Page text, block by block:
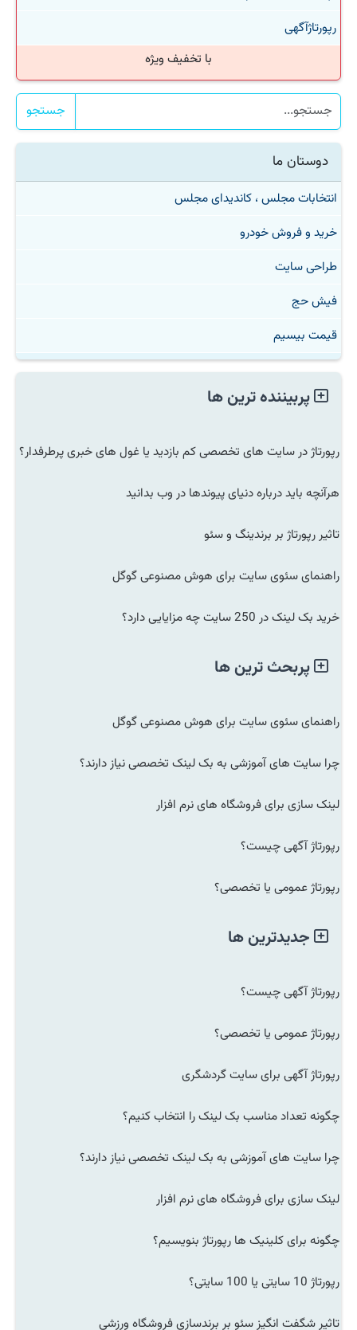
رپورتاژآگهی
با تخفیف ویژه
جستجو
دوستان ما
انتخابات مجلس ، کاندیدای مجلس
خرید و فروش خودرو
طراحی سایت
فیش حج
قیمت بیسیم
پربیننده ترین ها
رپورتاژ در سایت های تخصصی کم بازدید یا غول های خبری پرطرفدار؟
هرآنچه باید درباره دنیای پیوندها در وب بدانید
تاثیر رپورتاژ بر برندینگ و سئو
راهنمای سئوی سایت برای هوش مصنوعی گوگل
خرید بک لینک در 250 سایت چه مزایایی دارد؟
پربحث ترین ها
راهنمای سئوی سایت برای هوش مصنوعی گوگل
چرا سایت های آموزشی به بک لینک تخصصی نیاز دارند؟
لینک سازی برای فروشگاه های نرم افزار
رپورتاژ آگهی چیست؟
رپورتاژ عمومی یا تخصصی؟
جدیدترین ها
رپورتاژ آگهی چیست؟
رپورتاژ عمومی یا تخصصی؟
رپورتاژ آگهی برای سایت گردشگری
چگونه تعداد مناسب بک لینک را انتخاب کنیم؟
چرا سایت های آموزشی به بک لینک تخصصی نیاز دارند؟
لینک سازی برای فروشگاه های نرم افزار
چگونه برای کلینیک ها رپورتاژ بنویسیم؟
رپورتاژ 10 سایتی یا 100 سایتی؟
تاثیر شگفت انگیز سئو بر برندسازی فروشگاه ورزشی